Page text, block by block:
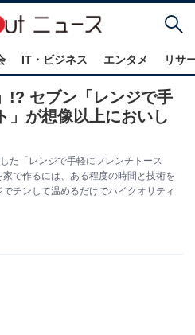
IT・ビジネス エンタメ リサ
!? セブン「レンジで手
」が想像以上においし
た「レンジで手軽にフレンチトース
で作るには、ある程度の時間と技術を
チンして温めるだけでハイクオリティ